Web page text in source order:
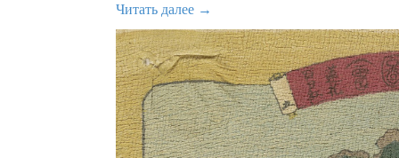
Читать далее →